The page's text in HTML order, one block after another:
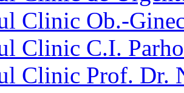
Clinic Ob.-
Clinic C.I.
Clinic Prof. Dr.